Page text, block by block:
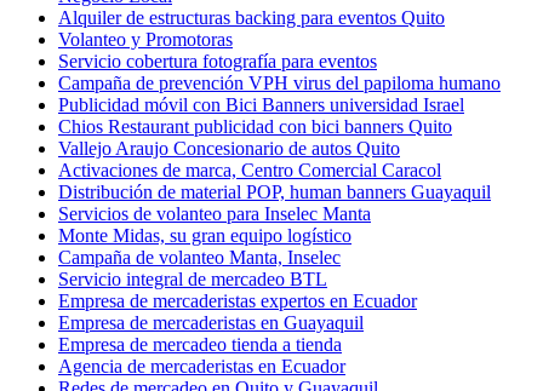
Alquiler de estructuras backing para eventos Quito
Volanteo y Promotoras
Servicio cobertura fotografía para eventos
Campaña de prevención VPH virus del papiloma humano
Publicidad móvil con Bici Banners universidad Israel
Chios Restaurant publicidad con bici banners Quito
Vallejo Araujo Concesionario de autos Quito
Activaciones de marca, Centro Comercial Caracol
Distribución de material POP, human banners Guayaquil
Servicios de volanteo para Inselec Manta
Monte Midas, su gran equipo logístico
Campaña de volanteo Manta, Inselec
Servicio integral de mercadeo BTL
Empresa de mercaderistas expertos en Ecuador
Empresa de mercaderistas en Guayaquil
Empresa de mercadeo tienda a tienda
Agencia de mercaderistas en Ecuador